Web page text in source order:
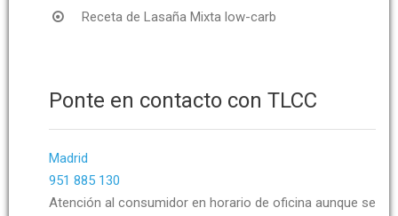
Receta de Lasaña Mixta low-carb
Ponte en contacto con TLCC
Madrid
951 885 130
Atención al consumidor en horario de oficina aunque se